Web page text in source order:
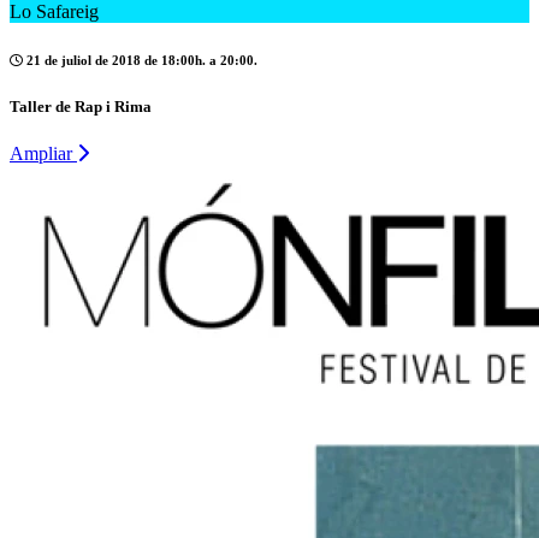
Lo Safareig
21 de juliol de 2018 de 18:00h. a 20:00.
Taller de Rap i Rima
Ampliar